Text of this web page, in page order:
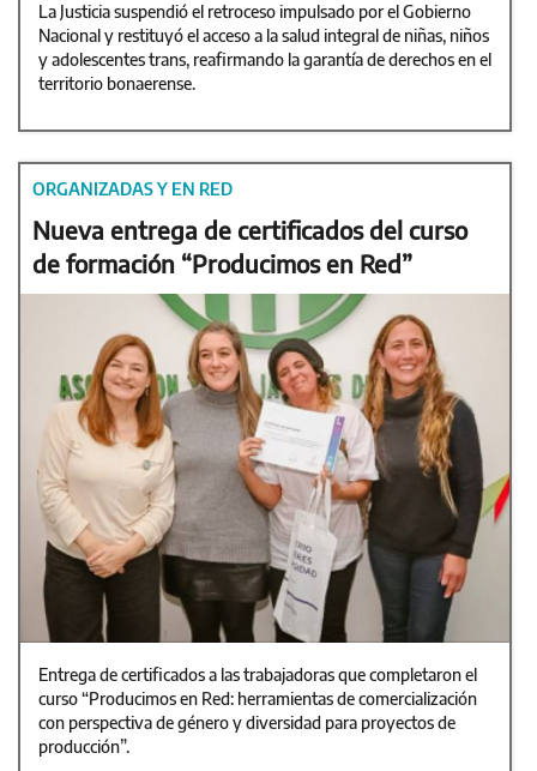
La Justicia suspendió el retroceso impulsado por el Gobierno
Nacional y restituyó el acceso a la salud integral de niñas, niños
y adolescentes trans, reafirmando la garantía de derechos en el
territorio bonaerense.
ORGANIZADAS Y EN RED
Nueva entrega de certificados del curso
de formación “Producimos en Red”
Entrega de certificados a las trabajadoras que completaron el
curso “Producimos en Red: herramientas de comercialización
con perspectiva de género y diversidad para proyectos de
producción”.